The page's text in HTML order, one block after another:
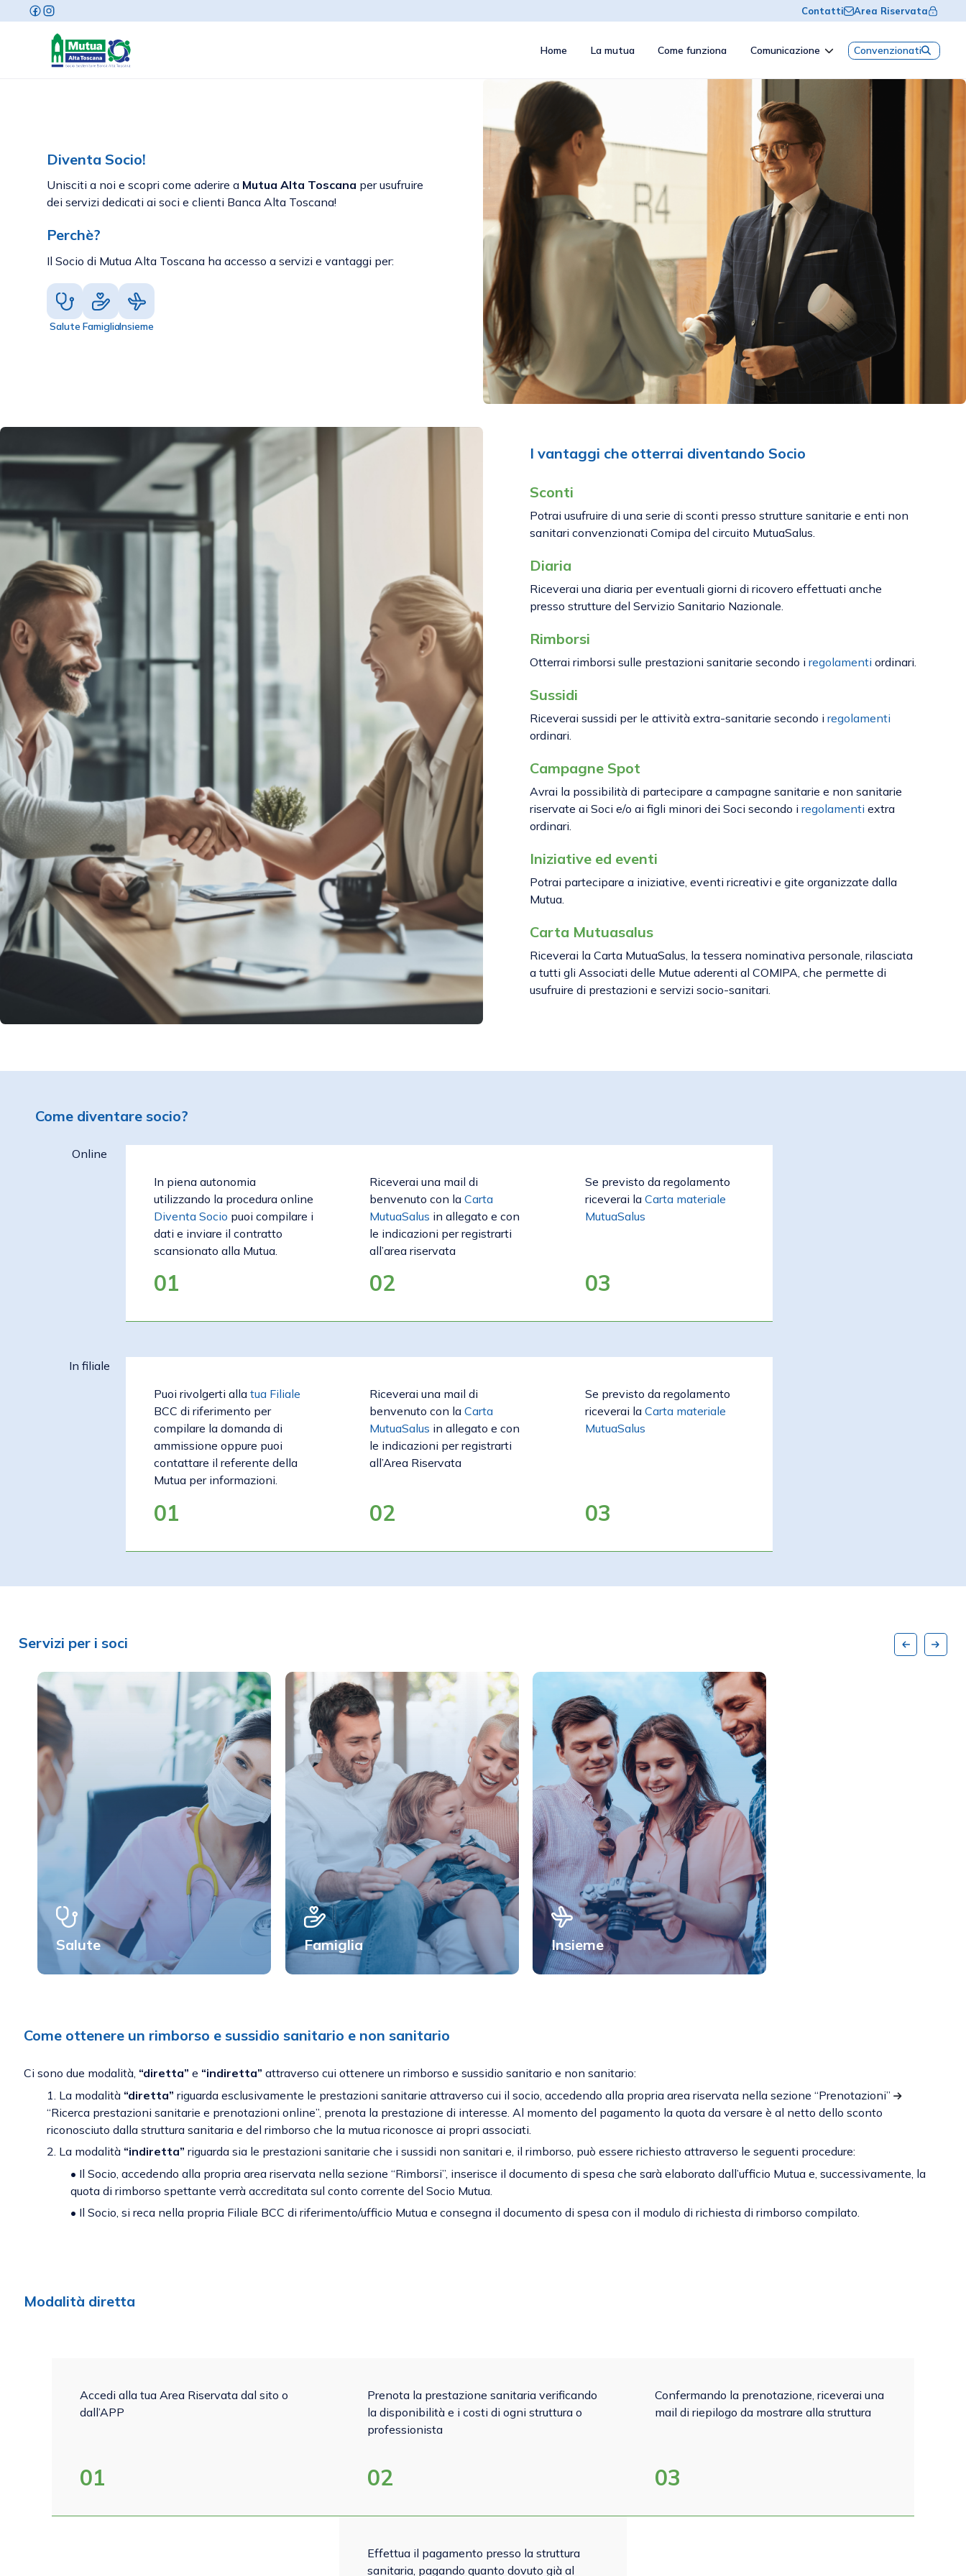
Contatti Area Riservata
Home La mutua Come funziona Comunicazione Convenzionati
Diventa Socio!
Unisciti a noi e scopri come aderire a Mutua Alta Toscana per usufruire
dei servizi dedicati ai soci e clienti Banca Alta Toscana!
Perchè?
Il Socio di Mutua Alta Toscana ha accesso a servizi e vantaggi per:
Salute FamigliaInsieme
I vantaggi che otterrai diventando Socio
Sconti
Potrai usufruire di una serie di sconti presso strutture sanitarie e enti non
sanitari convenzionati Comipa del circuito MutuaSalus.
Diaria
Riceverai una diaria per eventuali giorni di ricovero effettuati anche
presso strutture del Servizio Sanitario Nazionale.
Rimborsi
Otterrai rimborsi sulle prestazioni sanitarie secondo i regolamenti ordinari.
Sussidi
Riceverai sussidi per le attività extra-sanitarie secondo i regolamenti
ordinari.
Campagne Spot
Avrai la possibilità di partecipare a campagne sanitarie e non sanitarie
riservate ai Soci e/o ai figli minori dei Soci secondo i regolamenti extra
ordinari.
Iniziative ed eventi
Potrai partecipare a iniziative, eventi ricreativi e gite organizzate dalla
Mutua.
Carta Mutuasalus
Riceverai la Carta MutuaSalus, la tessera nominativa personale, rilasciata
a tutti gli Associati delle Mutue aderenti al COMIPA, che permette di
usufruire di prestazioni e servizi socio-sanitari.
Come diventare socio?
Online
In piena autonomia
utilizzando la procedura online
Diventa Socio puoi compilare i
dati e inviare il contratto
scansionato alla Mutua.
01
Riceverai una mail di
benvenuto con la Carta
MutuaSalus in allegato e con
le indicazioni per registrarti
all’area riservata
02
Se previsto da regolamento
riceverai la Carta materiale
MutuaSalus
03
In filiale
Puoi rivolgerti alla tua Filiale
BCC di riferimento per
compilare la domanda di
ammissione oppure puoi
contattare il referente della
Mutua per informazioni.
01
Riceverai una mail di
benvenuto con la Carta
MutuaSalus in allegato e con
le indicazioni per registrarti
all’Area Riservata
02
Se previsto da regolamento
riceverai la Carta materiale
MutuaSalus
03
Servizi per i soci
Salute Famiglia Insieme
Come ottenere un rimborso e sussidio sanitario e non sanitario
Ci sono due modalità, “diretta” e “indiretta” attraverso cui ottenere un rimborso e sussidio sanitario e non sanitario:
1. La modalità “diretta” riguarda esclusivamente le prestazioni sanitarie attraverso cui il socio, accedendo alla propria area riservata nella sezione “Prenotazioni”
“Ricerca prestazioni sanitarie e prenotazioni online”, prenota la prestazione di interesse. Al momento del pagamento la quota da versare è al netto dello sconto
riconosciuto dalla struttura sanitaria e del rimborso che la mutua riconosce ai propri associati.
2. La modalità “indiretta” riguarda sia le prestazioni sanitarie che i sussidi non sanitari e, il rimborso, può essere richiesto attraverso le seguenti procedure:
• Il Socio, accedendo alla propria area riservata nella sezione “Rimborsi”, inserisce il documento di spesa che sarà elaborato dall’ufficio Mutua e, successivamente, la
quota di rimborso spettante verrà accreditata sul conto corrente del Socio Mutua.
• Il Socio, si reca nella propria Filiale BCC di riferimento/ufficio Mutua e consegna il documento di spesa con il modulo di richiesta di rimborso compilato.
Modalità diretta
Accedi alla tua Area Riservata dal sito o
dall’APP
01
Prenota la prestazione sanitaria verificando
la disponibilità e i costi di ogni struttura o
professionista
02
Confermando la prenotazione, riceverai una
mail di riepilogo da mostrare alla struttura
03
Effettua il pagamento presso la struttura
sanitaria, pagando quanto dovuto già al